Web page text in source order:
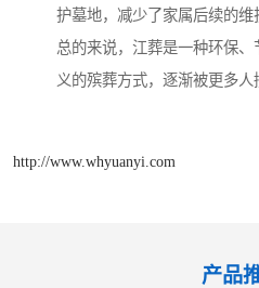
护墓地，减少了家属后续的维
总的来说，江葬是一种环保
义的殡葬方式，逐渐被更多人
http://www.whyuanyi.com
产品